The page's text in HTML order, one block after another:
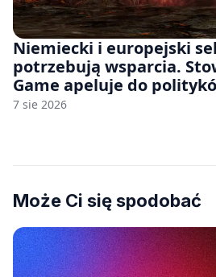
Niemiecki i europejski
potrzebują wsparcia.
Game apeluje do
7 sie 2026
Może Ci się spodobać